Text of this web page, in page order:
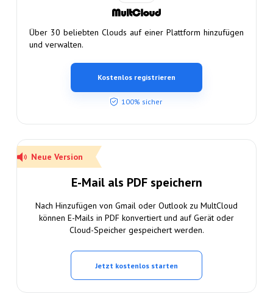
Über 30 beliebten Clouds auf einer Plattform hinzufügen
und verwalten.
Kostenlos registrieren
100% sicher
Neue Version
E-Mail als PDF speichern
Nach Hinzufügen von Gmail oder Outlook zu MultCloud
können E-Mails in PDF konvertiert und auf Gerät oder
Cloud-Speicher gespeichert werden.
Jetzt kostenlos starten